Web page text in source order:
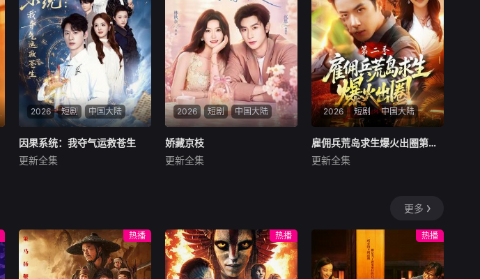
2026 短剧 中国大陆
因果系统：我夺气运救苍生
陈景赫＆吕彦霏
因果系统：我夺气运救苍生
更新全集
2026 短剧 中国大陆
娇藏京枝
沉思＆林秋奈
娇藏京枝
更新全集
2026 短剧 中国大陆
雇佣兵荒岛求生爆火出圈第二季
孔奇力＆修雨秀＆王锦茵
雇佣兵荒岛求生爆火出圈第二季
更新全集
更多
热播 热播 热播